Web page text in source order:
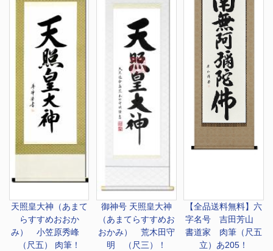
天照皇大神（あまて
らすすめおおか
み） 小笠原秀峰
（尺五） 肉筆！
御神号 天照皇大神
（あまてらすすめお
おかみ） 荒木田守
明 （尺三）！
【全品送料無料】六
字名号 吉田芳山
書道家 肉筆（尺五
立）あ205！